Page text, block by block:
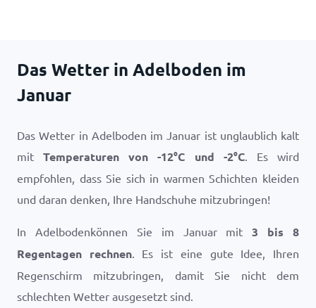
Das Wetter in Adelboden im
Januar
Das Wetter in Adelboden im Januar ist unglaublich kalt
mitTemperaturen von-12°C und -2°C. Es wird
empfohlen, dass Sie sich in warmen Schichten kleiden
und daran denken, Ihre Handschuhe mitzubringen!
In Adelbodenkönnen Sie im Januar mit3 bis 8
Regentagen rechnen. Es ist eine gute Idee, Ihren
Regenschirm mitzubringen, damit Sie nicht dem
schlechten Wetter ausgesetzt sind.